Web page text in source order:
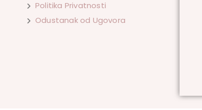
Politika Privatnosti
Odustanak od Ugovora